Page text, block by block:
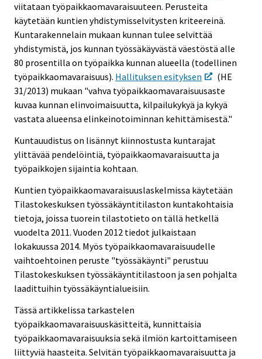
viitataan työpaikkaomavaraisuuteen. Perusteita
käytetään kuntien yhdistymisselvitysten kriteereinä.
Kuntarakennelain mukaan kunnan tulee selvittää
yhdistymistä, jos kunnan työssäkäyvästä väestöstä alle
80 prosentilla on työpaikka kunnan alueella (todellinen
työpaikkaomavaraisuus). Hallituksen esityksen
(HE
31/2013) mukaan "vahva työpaikkaomavaraisuusaste
kuvaa kunnan elinvoimaisuutta, kilpailukykyä ja kykyä
vastata alueensa elinkeinotoiminnan kehittämisestä."
Kuntauudistus on lisännyt kiinnostusta kuntarajat
ylittävää pendelöintiä, työpaikkaomavaraisuutta ja
työpaikkojen sijaintia kohtaan.
Kuntien työpaikkaomavaraisuuslaskelmissa käytetään
Tilastokeskuksen työssäkäyntitilaston kuntakohtaisia
tietoja, joissa tuorein tilastotieto on tällä hetkellä
vuodelta 2011. Vuoden 2012 tiedot julkaistaan
lokakuussa 2014. Myös työpaikkaomavaraisuudelle
vaihtoehtoinen peruste "työssäkäynti" perustuu
Tilastokeskuksen työssäkäyntitilastoon ja sen pohjalta
laadittuihin työssäkäyntialueisiin.
Tässä artikkelissa tarkastelen
työpaikkaomavaraisuuskäsitteitä, kunnittaisia
työpaikkaomavaraisuuksia sekä ilmiön kartoittamiseen
liittyviä haasteita. Selvitän työpaikkaomavaraisuutta ja